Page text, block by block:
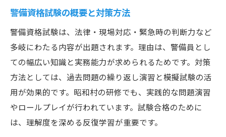
警備資格試験の概要と対策方法
警備資格試験は、法律・現場対応・緊急時の判断力など
多岐にわたる内容が出題されます。理由は、警備員とし
ての幅広い知識と実務能力が求められるためです。対策
方法としては、過去問題の繰り返し演習と模擬試験の活
用が効果的です。昭和村の研修でも、実践的な問題演習
やロールプレイが行われています。試験合格のために
は、理解度を深める反復学習が重要です。